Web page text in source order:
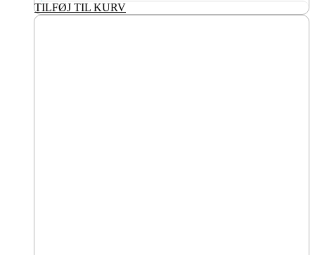
TILFØJ TIL KURV